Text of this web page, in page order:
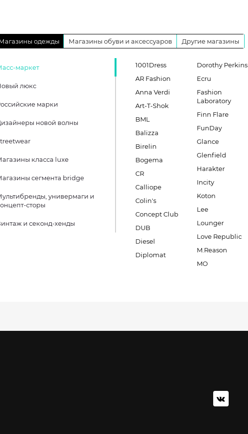
одежды Магазины обуви и аксессуаров Другие магазины
маркет
люкс
марки
новой волны
класса luxe
сегмента bridge
универмаги и
сторы
и секонд-хенды
1001Dress
AR Fashion
Anna Verdi
Art-T-Shok
BML
Balizza
Birelin
Bogema
CR
Calliope
Colin's
Concept Club
DUB
Diesel
Diplomat
Dorothy Perkins
Ecru
Fashion
Laboratory
Finn Flare
FunDay
Glance
Glenfield
Harakter
Incity
Koton
Lee
Lounger
Love Republic
M.Reason
MO